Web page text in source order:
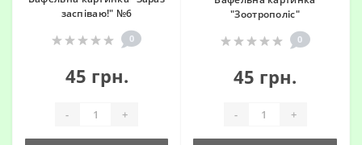
заспіваю!" №6
0
45 грн.
- +
"Зоотрополіс"
0
45 грн.
- +